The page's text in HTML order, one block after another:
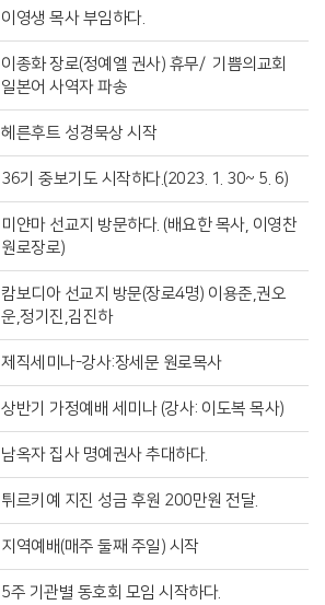
이영생 목사 부임하다.
이종화 장로(정예엘 권사) 휴무/ 기쁨의교회
일본어 사역자 파송
헤른후트 성경묵상 시작
36기 중보기도 시작하다.(2023. 1. 30~ 5. 6)
미얀마 선교지 방문하다. (배요한 목사, 이영찬
원로장로)
캄보디아 선교지 방문(장로4명) 이용준,권오
운,정기진,김진하
제직세미나-강사:장세문 원로목사
상반기 가정예배 세미나 (강사: 이도복 목사)
남옥자 집사 명예권사 추대하다.
튀르키예 지진 성금 후원 200만원 전달.
지역예배(매주 둘째 주일) 시작
5주 기관별 동호회 모임 시작하다.